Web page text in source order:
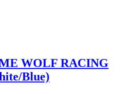
WOLF RACING
Blue)